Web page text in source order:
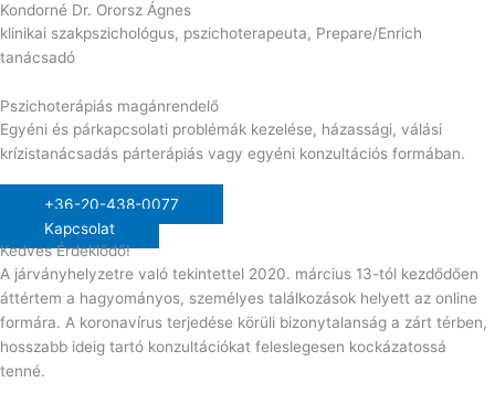
Kondorné Dr. Ororsz Ágnes
klinikai szakpszichológus, pszichoterapeuta, Prepare/Enrich
tanácsadó
Pszichoterápiás magánrendelő
Egyéni és párkapcsolati problémák kezelése, házassági, válási
krízistanácsadás párterápiás vagy egyéni konzultációs formában.
+36-20-438-0077
Kapcsolat
Kedves Érdeklődő!
A járványhelyzetre való tekintettel 2020. március 13-tól kezdődően
áttértem a hagyományos, személyes találkozások helyett az online
formára. A koronavírus terjedése körüli bizonytalanság a zárt térben,
hosszabb ideig tartó konzultációkat feleslegesen kockázatossá
tenné.